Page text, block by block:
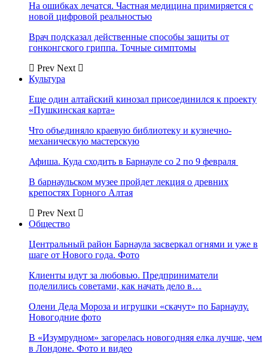
На ошибках лечатся. Частная медицина примиряется с
новой цифровой реальностью
Врач подсказал действенные способы защиты от
гонконгского гриппа. Точные симптомы
Prev Next
Культура
Еще один алтайский кинозал присоединился к проекту
«Пушкинская карта»
Что объединяло краевую библиотеку и кузнечно-
механическую мастерскую
Афиша. Куда сходить в Барнауле со 2 по 9 февраля
В барнаульском музее пройдет лекция о древних
крепостях Горного Алтая
Prev Next
Общество
Центральный район Барнаула засверкал огнями и уже в
шаге от Нового года. Фото
Клиенты идут за любовью. Предприниматели
поделились советами, как начать дело в…
Олени Деда Мороза и игрушки «скачут» по Барнаулу.
Новогодние фото
В «Изумрудном» загорелась новогодняя елка лучше, чем
в Лондоне. Фото и видео